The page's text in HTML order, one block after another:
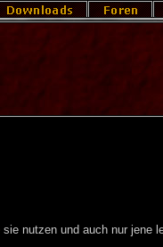
sie nutzen und auch nur jene